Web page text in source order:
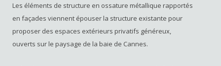
Les éléments de structure en ossature métallique rapportés
en façades viennent épouser la structure existante pour
proposer des espaces extérieurs privatifs généreux,
ouverts sur le paysage de la baie de Cannes.